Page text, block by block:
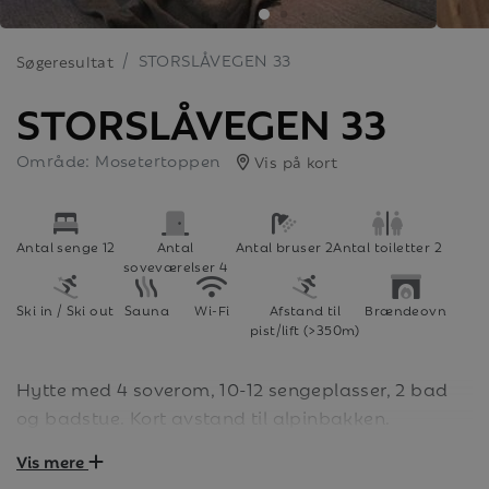
Søgeresultat STORSLÅVEGEN 33
STORSLÅVEGEN 33
Område: Mosetertoppen Vis på kort
Antal senge 12
Antal
soveværelser 4
Antal bruser 2Antal toiletter 2
Ski in / Ski out Sauna Wi-Fi
Afstand til
pist/lift (>350m)
Brændeovn
Hytte med 4 soverom, 10-12 sengeplasser, 2 bad
og badstue. Kort avstand til alpinbakken.
Velkommen til Mosetertoppen! Her har du alt du
Vis mere